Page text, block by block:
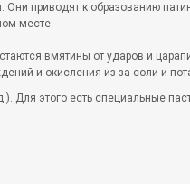
приводят к образованию
месте.
вмятины от ударов и
и окисления из-за соли и
Для этого есть специальные